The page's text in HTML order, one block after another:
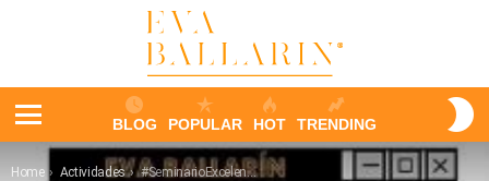
BLOG POPULAR HOT TRENDING
You are here:
Home Actividades #SeminarioExcelenciasEnCasa – Nuevos Escenarios HORECA